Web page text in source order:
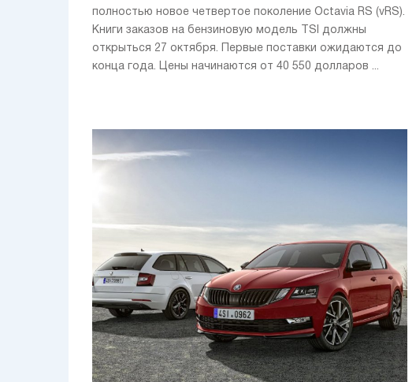
полностью новое четвертое поколение Octavia RS (vRS).
Книги заказов на бензиновую модель TSI должны
открыться 27 октября. Первые поставки ожидаются до
конца года. Цены начинаются от 40 550 долларов ...